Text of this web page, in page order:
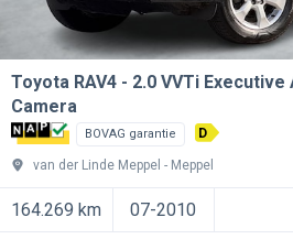
Toyota RAV4
2.0 VVTi Executive
Camera
BOVAG garantie D
van der Linde Meppel Meppel
164.269 km 07-2010